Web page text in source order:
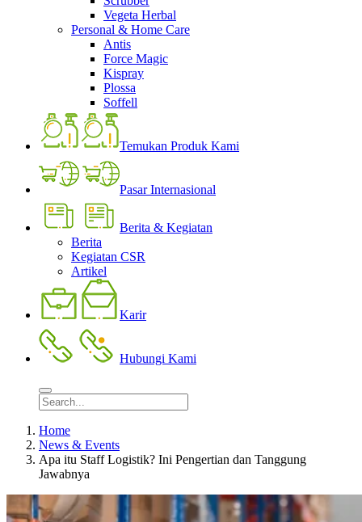
Vegeta Herbal
Personal & Home Care
Antis
Force Magic
Kispray
Plossa
Soffell
Temukan Produk Kami
Pasar Internasional
Berita & Kegiatan
Berita
Kegiatan CSR
Artikel
Karir
Hubungi Kami
Home
News & Events
Apa itu Staff Logistik? Ini Pengertian dan Tanggung
Jawabnya